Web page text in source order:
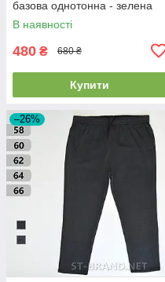
базова однотонна - зелена
(морська хвиля)
В наявності
480 ₴ 680 ₴
Купити
–26%